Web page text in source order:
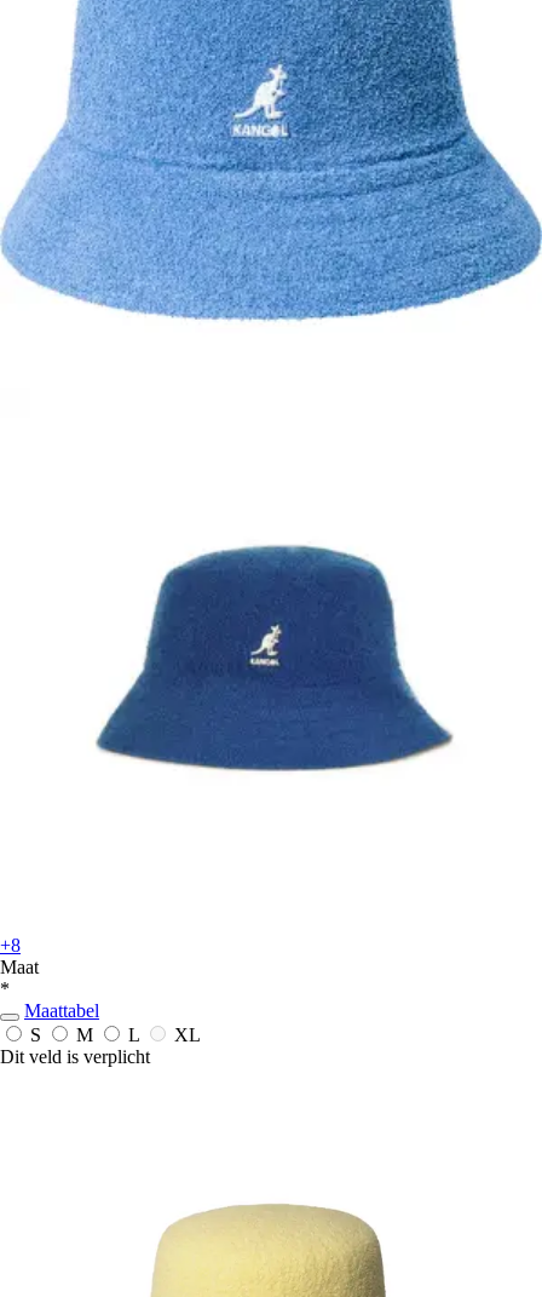
+8
Maat
*
Maattabel
S
M L
XL
Dit veld is verplicht